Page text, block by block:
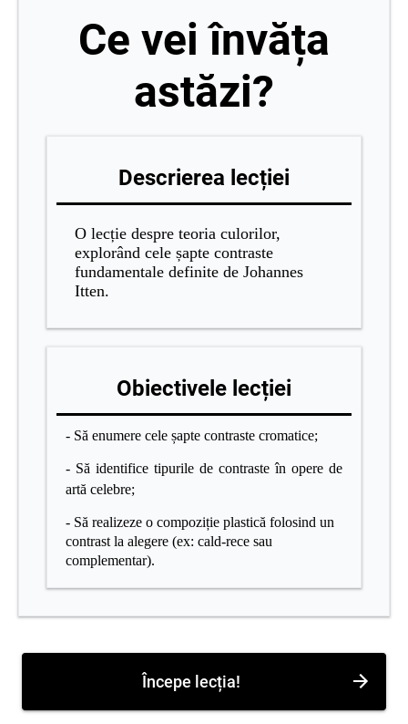
Ce vei învăța
astăzi?
Descrierea lecției
O lecție despre teoria culorilor,
explorând cele șapte contraste
fundamentale definite de Johannes
Itten.
Obiectivele lecției
- Să enumere cele șapte contraste cromatice;
- Să identifice tipurile de contraste în opere de
artă celebre;
- Să realizeze o compoziție plastică folosind un
contrast la alegere (ex: cald-rece sau
complementar).
Începe lecția!